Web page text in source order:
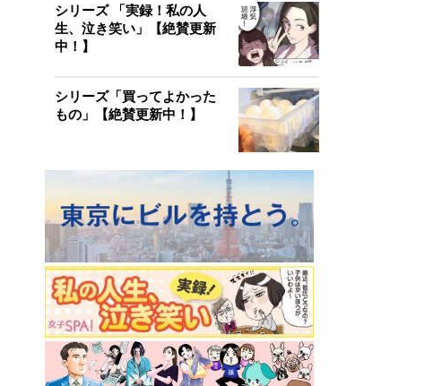
シリーズ 「実録！私の人
生、泣き笑い」【絶賛更新
中！】
シリーズ「買ってよかった
もの」【絶賛更新中！】